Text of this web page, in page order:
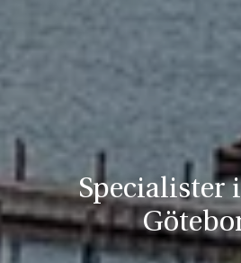
Specialister